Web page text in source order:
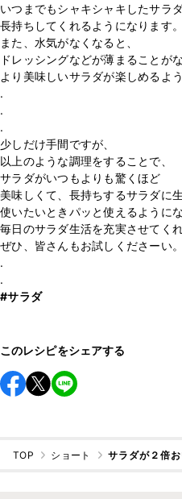
いつまでもシャキシャキしたサラ
長持ちしてくれるようになります。
また、水気がなくなると、
ドレッシングなどが薄まることがな
より美味しいサラダが楽しめるよ
.
.
.
少しだけ手間ですが、
以上のような調理をすることで、
サラダがいつもよりも驚くほど
美味しくて、長持ちするサラダに
使いたいときパッと使えるようにな
毎日のサラダ生活を充実させてくれ
ぜひ、皆さんもお試しくださーい。
.
#サラダ
このレシピをシェアする
TOP ショート サラダが２倍